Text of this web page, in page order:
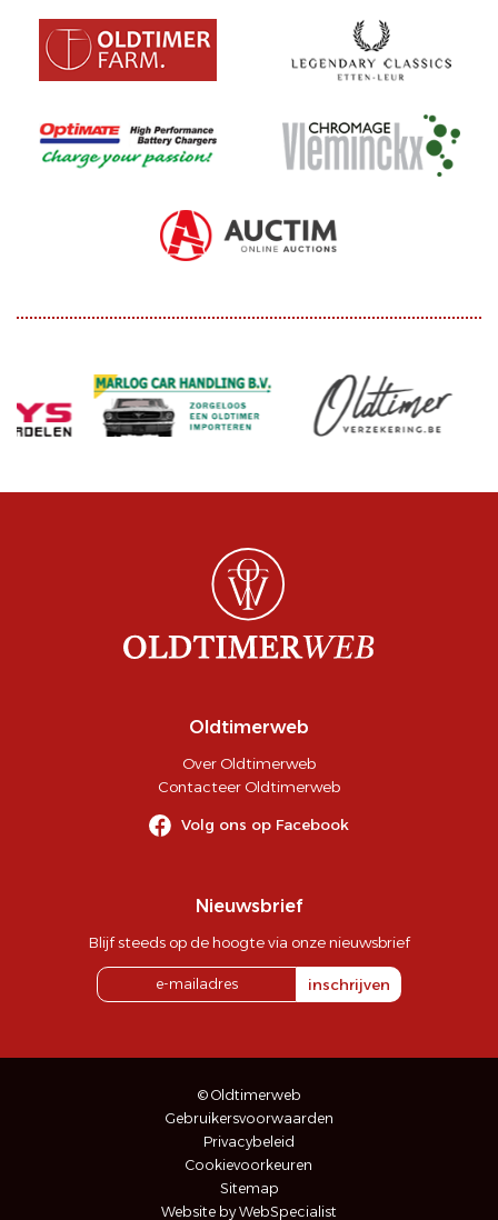
Oldtimerweb
Over Oldtimerweb
Contacteer Oldtimerweb
Volg ons op Facebook
Nieuwsbrief
Blijf steeds op de hoogte via onze nieuwsbrief
inschrijven
© Oldtimerweb
Gebruikersvoorwaarden
Privacybeleid
Cookievoorkeuren
Sitemap
Website by WebSpecialist